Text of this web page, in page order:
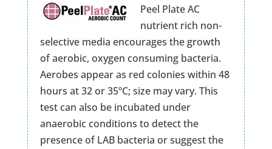
Peel Plate AC
nutrient rich non-
selective media encourages the growth
of aerobic, oxygen consuming bacteria.
Aerobes appear as red colonies within 48
hours at 32 or 35ºC; size may vary. This
test can also be incubated under
anaerobic conditions to detect the
presence of LAB bacteria or suggest the